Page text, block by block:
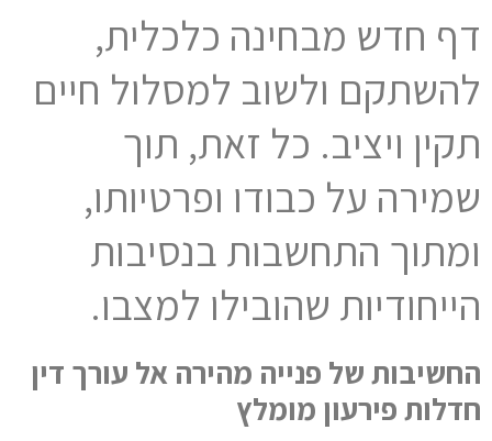
דף חדש מבחינה כלכלית,
להשתקם ולשוב למסלול חיים
תקין ויציב. כל זאת, תוך
שמירה על כבודו ופרטיותו,
ומתוך התחשבות בנסיבות
הייחודיות שהובילו למצבו.
החשיבות של פנייה מהירה אל עורך דין
חדלות פירעון מומלץ